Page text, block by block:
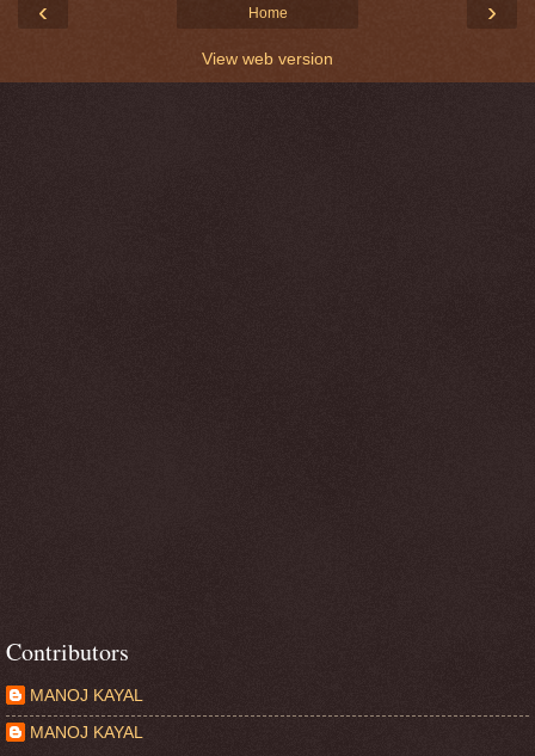
‹ ›
Home
View web version
Contributors
MANOJ KAYAL
MANOJ KAYAL